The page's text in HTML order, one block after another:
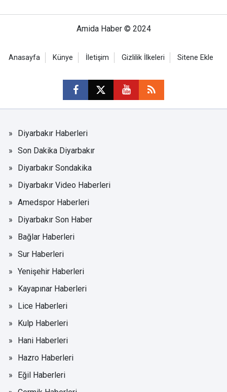
Amida Haber © 2024
Anasayfa Künye İletişim Gizlilik İlkeleri Sitene Ekle
Diyarbakır Haberleri
Son Dakika Diyarbakır
Diyarbakır Sondakika
Diyarbakır Video Haberleri
Amedspor Haberleri
Diyarbakır Son Haber
Bağlar Haberleri
Sur Haberleri
Yenişehir Haberleri
Kayapınar Haberleri
Lice Haberleri
Kulp Haberleri
Hani Haberleri
Hazro Haberleri
Eğil Haberleri